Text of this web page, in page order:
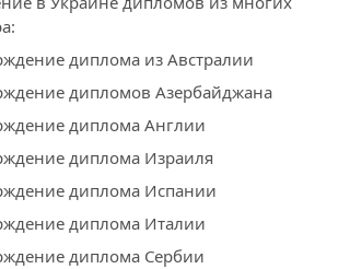
диплома из Австралии
дипломов Азербайджана
диплома Англии
диплома Израиля
диплома Испании
диплома Италии
диплома Сербии